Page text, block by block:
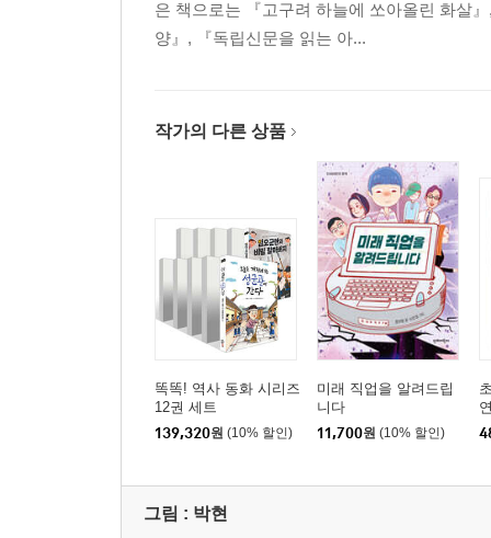
3장_ 동생이 필요해
동생이 정말 좋아!
저출산 문제, 해결 방안은 뭘까?
4장_ 대추 마을에 잔치 열렸네!
환갑이 청춘이라고?
가족의 탄생
시골로 가는 젊은 부부
이모의 결혼식
은 책으로는 『고구려 하늘에 쏘아올린 화살
양』, 『독립신문을 읽는 아...
작가의 다른 상품
똑똑! 역사 동화 시리즈
12권 세트
139,320원 (10% 할인)
미래 직업을 알려드립
니다
11,700원 (10% 할인)
그림 : 박현